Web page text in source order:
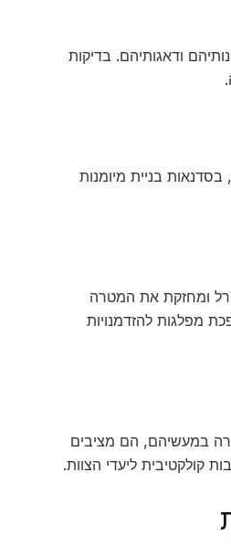
ודאגותיהם. בדיקות
בניית מיומנות
ומחזקת את המטרה
מפלגות להזדמנויות
במעשיהם, הם מציבים
קולקטיבית ליעדי הצוות.